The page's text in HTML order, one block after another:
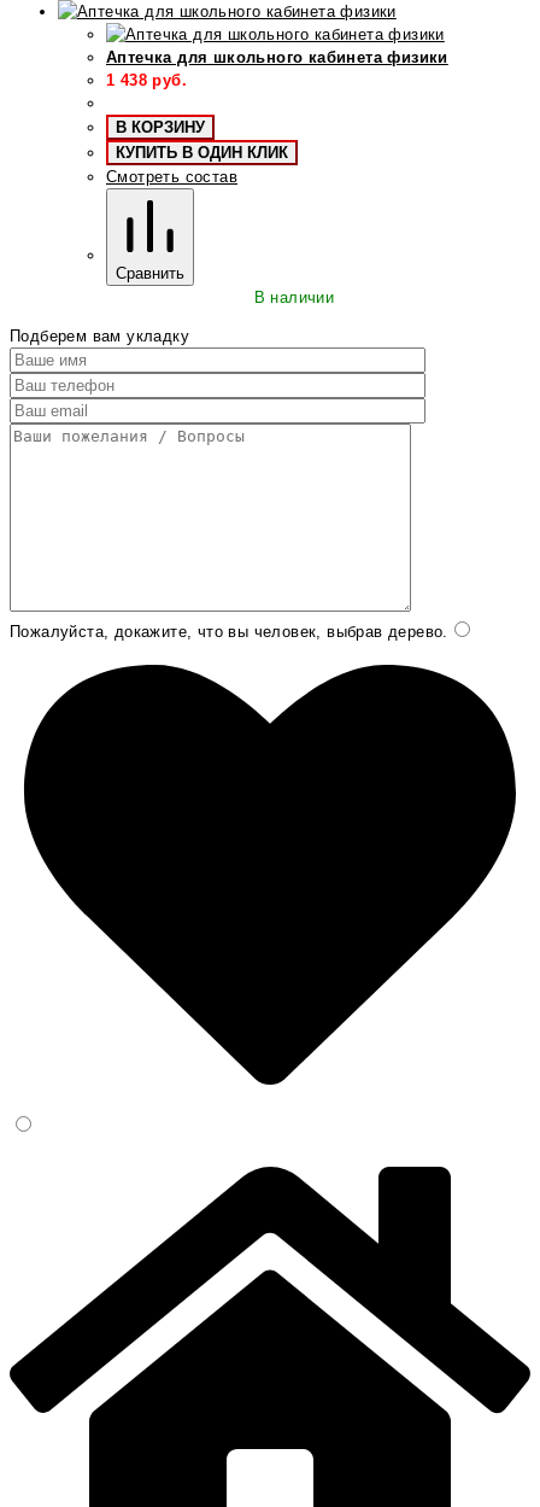
Аптечка для школьного кабинета физики
1 438 руб.
В КОРЗИНУ
КУПИТЬ В ОДИН КЛИК
Смотреть состав
Сравнить
В наличии
Подберем вам укладку
Пожалуйста, докажите, что вы человек, выбрав дерево.